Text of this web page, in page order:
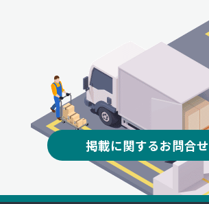
掲載に関するお問合せ